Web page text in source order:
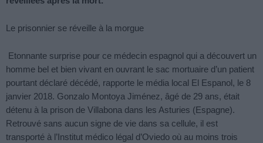
Le prisonnier se réveille à la morgue
Etonnante surprise pour ce médecin espagnol qui a découvert un
homme bel et bien vivant en ouvrant le sac mortuaire d’un patient
pourtant déclaré décédé, rapporte le média local El Espanol, le 8
janvier 2018. Gonzalo Montoya Jiménez, âgé de 29 ans, était
détenu à la prison de Villabona dans les Asturies (Espagne).
Retrouvé sans aucun signe de vie dans sa cellule, il est
transporté à l’Institut médico légal d’Oviedo où au moins trois